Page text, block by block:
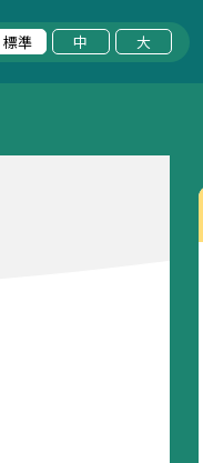
標準 中 大